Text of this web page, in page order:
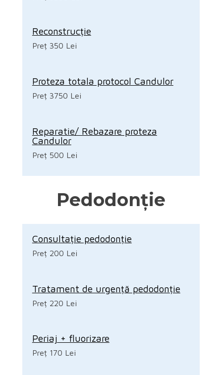
Reconstrucție
Preț 350 Lei
Proteza totala protocol Candulor
Preț 3750 Lei
Reparatie/ Rebazare proteza
Candulor
Preț 500 Lei
Pedodonție
Consultație pedodonție
Preț 200 Lei
Tratament de urgență pedodonție
Preț 220 Lei
Periaj + fluorizare
Preț 170 Lei